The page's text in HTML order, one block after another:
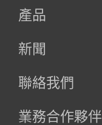
產品
新聞
聯絡我們
業務合作夥伴